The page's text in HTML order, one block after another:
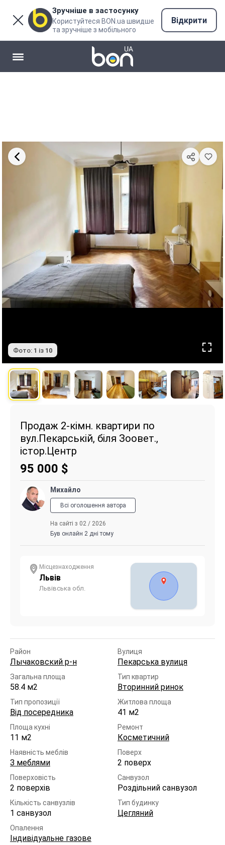
Зручніше в застосунку
Користуйтеся BON.ua швидше
та зручніше з мобільного
Відкрити
Фото: 1 із 10
Продаж 2-кімн. квартири по
вул.Пекарській, біля Зоовет.,
істор.Центр
95 000 $
Михайло
Всі оголошення автора
На сайті з 02 / 2026
Був онлайн 2 дні тому
Місцезнаходження
Львів
Львівська обл.
Район
Лычаковский р-н
Вулиця
Пекарська вулиця
Загальна площа
58.4 м2
Тип квартир
Вторинний ринок
Тип пропозиції
Від посередника
Житлова площа
41 м2
Площа кухні
11 м2
Ремонт
Косметичний
Наявність меблів
З меблями
Поверх
2 поверх
Поверховість
2 поверхів
Санвузол
Роздільний санвузол
Кількість санвузлів
1 санвузол
Тип будинку
Цегляний
Опалення
Індивідуальне газове